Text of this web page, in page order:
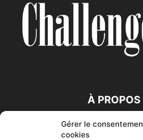
Gérer le
cookies
À PROPOS
SUIVEZ